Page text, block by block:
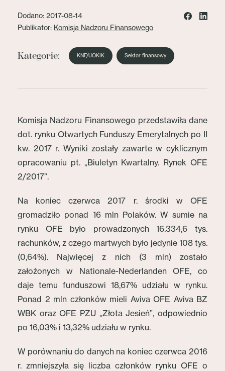
Dodano: 2017-08-14
Publikator: Komisja Nadzoru Finansowego
Kategorie: KNF/UOKIK Sektor finansowy
Komisja Nadzoru Finansowego przedstawiła dane
dot. rynku Otwartych Funduszy Emerytalnych po II
kw. 2017 r. Wyniki zostały zawarte w cyklicznym
opracowaniu pt. „Biuletyn Kwartalny. Rynek OFE
2/2017”.
Na koniec czerwca 2017 r. środki w OFE
gromadziło ponad 16 mln Polaków. W sumie na
rynku OFE było prowadzonych 16.334,6 tys.
rachunków, z czego martwych było jedynie 108 tys.
(0,64%). Najwięcej z nich (3 mln) zostało
założonych w Nationale-Nederlanden OFE, co
daje temu funduszowi 18,67% udziału w rynku.
Ponad 2 mln członków mieli Aviva OFE Aviva BZ
WBK oraz OFE PZU „Złota Jesień”, odpowiednio
po 16,03% i 13,32% udziału w rynku.
W porównaniu do danych na koniec czerwca 2016
r. zmniejszyła się liczba członków rynku OFE o